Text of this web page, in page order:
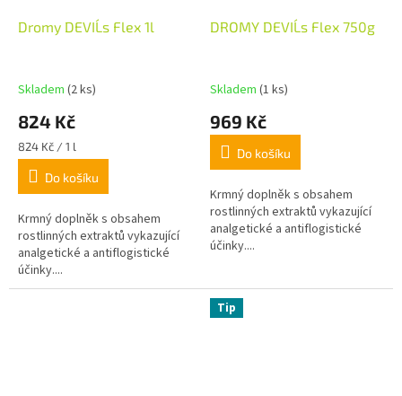
Dromy DEVIL´s Flex 1l
Skladem (2 ks)
824 Kč
Měrná
cena:
824 Kč / 1 l
Do košíku
Krmný doplněk s obsahem
rostlinných extraktů vykazující
analgetické a antiflogistické
účinky....
DROMY DEVIL´s Flex 750g
Skladem (1 ks)
969 Kč
Do košíku
Krmný doplněk s obsahem
rostlinných extraktů vykazující
analgetické a antiflogistické
účinky....
Tip